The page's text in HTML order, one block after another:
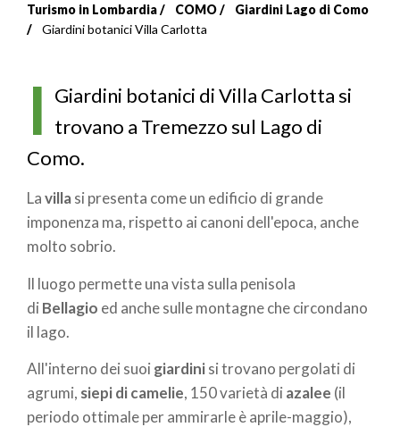
Briciole
pane
Turismo in Lombardia COMO
Giardini Lago di Como
Giardini botanici Villa Carlotta
I Giardini botanici di Villa Carlotta si
trovano a Tremezzo sul Lago di
Como.
Lavillasi presenta come un edificio di grande
imponenza ma, rispetto ai canoni dell'epoca, anche
molto sobrio.
Il luogo permette una vista sulla penisola
di Bellagio ed anche sulle montagne che circondano
il lago.
All'interno dei suoi giardinisi trovano pergolati di
agrumi, siepi di camelie, 150 varietà di azalee (il
periodo ottimale per ammirarle è aprile-maggio),